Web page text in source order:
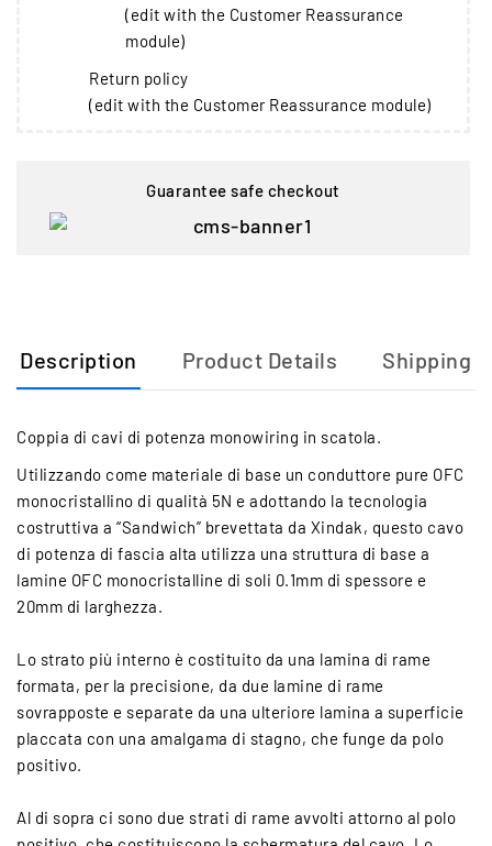
(edit with the Customer Reassurance
module)
Return policy
(edit with the Customer Reassurance module)
Guarantee safe checkout
Description Product Details Shipping
Coppia di cavi di potenza monowiring in scatola.
Utilizzando come materiale di base un conduttore pure OFC
monocristallino di qualità 5N e adottando la tecnologia
costruttiva a “Sandwich” brevettata da Xindak, questo cavo
di potenza di fascia alta utilizza una struttura di base a
lamine OFC monocristalline di soli 0.1mm di spessore e
20mm di larghezza.
Lo strato più interno è costituito da una lamina di rame
formata, per la precisione, da due lamine di rame
sovrapposte e separate da una ulteriore lamina a superficie
placcata con una amalgama di stagno, che funge da polo
positivo.
Al di sopra ci sono due strati di rame avvolti attorno al polo